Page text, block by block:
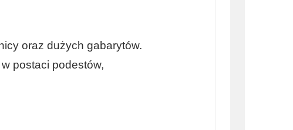
oraz dużych gabarytów.
postaci podestów,